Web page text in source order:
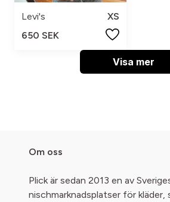
Levi's
XS
650 SEK
Visa mer
Om oss
Plick är sedan 2013 en av
nischmarknadsplatser för kläder,